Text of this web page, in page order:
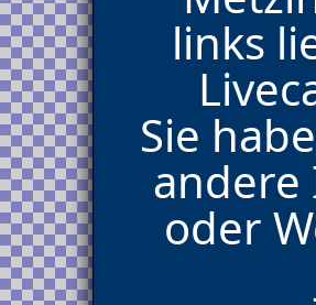
links
Sie
andere
oder